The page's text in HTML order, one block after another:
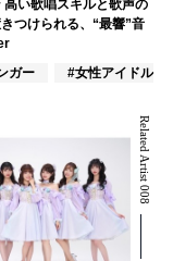
高い歌唱スキルと歌声の
つけられる、“最響”音
ガー
#女性アイドル
Related Artist 008